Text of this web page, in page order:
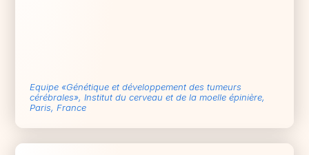
Equipe «Génétique et développement des tumeurs
cérébrales», Institut du cerveau et de la moelle épinière,
Paris, France